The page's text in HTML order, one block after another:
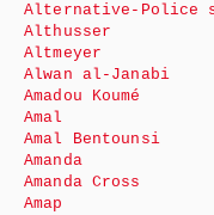
Alternative-Police
Althusser
Altmeyer
Alwan al-Janabi
Amadou Koumé
Amal
Amal Bentounsi
Amanda
Amanda Cross
Amap